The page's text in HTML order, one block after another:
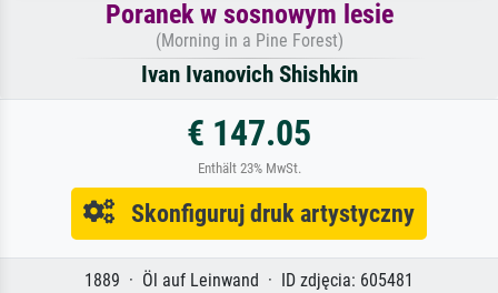
Poranek w sosnowym lesie
(Morning in a Pine Forest)
Ivan Ivanovich Shishkin
€ 147.05
Enthält 23% MwSt.
Skonfiguruj druk artystyczny
1889 · Öl auf Leinwand · ID zdjęcia: 605481